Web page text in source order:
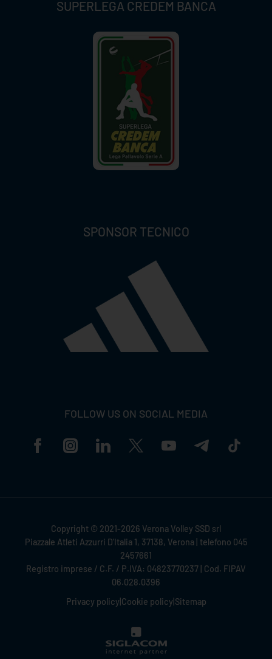
SUPERLEGA CREDEM BANCA
SPONSOR TECNICO
FOLLOW US ON SOCIAL MEDIA
Copyright © 2021-2026 Verona Volley SSD srl
Piazzale Atleti Azzurri D'Italia 1, 37138, Verona | telefono 045
2457661
Registro imprese / C.F. / P.IVA: 04823770237 | Cod. FIPAV
06.028.0396
Privacy policy Cookie policy Sitemap